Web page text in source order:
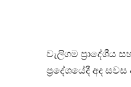
වැලිගම
ප්‍රදේශයේදී අද